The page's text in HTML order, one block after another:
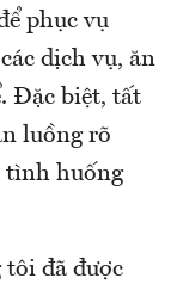
phục vụ
dịch vụ, ăn
Đặc biệt, tất
luồng rõ
tình huống
tôi đã được